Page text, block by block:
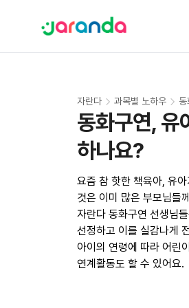
자란다 과목별 노하우
동화구연, 유
하나요?
요즘 참 핫한 책육아, 유
것은 이미 많은 부모님들
자란다 동화구연 선생님
선정하고 이를 실감나게
아이의 연령에 따라 어린